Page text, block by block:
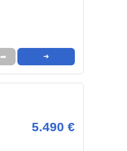
➦ ➜
5.490 €